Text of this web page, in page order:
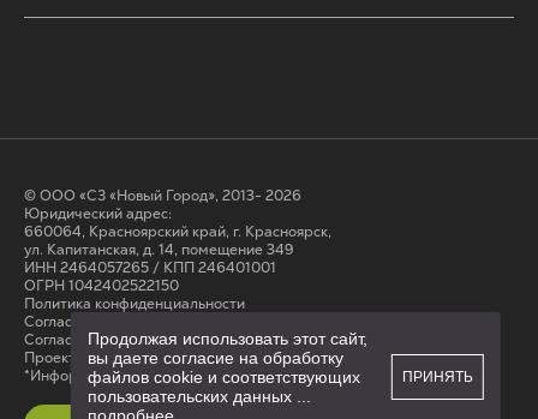
© ООО «СЗ «Новый Город», 2013- 2026
Юридический адрес:
660064, Красноярский край, г. Красноярск,
ул. Капитанская, д. 14, помещение 349
ИНН 2464057265 / КПП 246401001
ОГРН 1042402522150
Политика конфиденциальности
Согласие на обработку персональных данных
Cогласие на получение рассылки
Проектные декларации на сайте наш.дом.рф
*Информация на сайте не является публичной офертой
Продолжая использовать этот сайт,
вы даете согласие на обработку
файлов cookie и соответствующих
пользовательских данных
ПРИНЯТЬ